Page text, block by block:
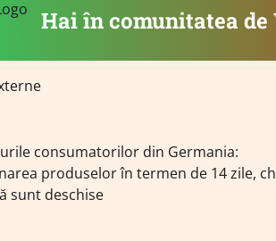
Hai în comunitatea
consumatorilor din Germania:
produselor în termen de 14 zile,
sunt deschise